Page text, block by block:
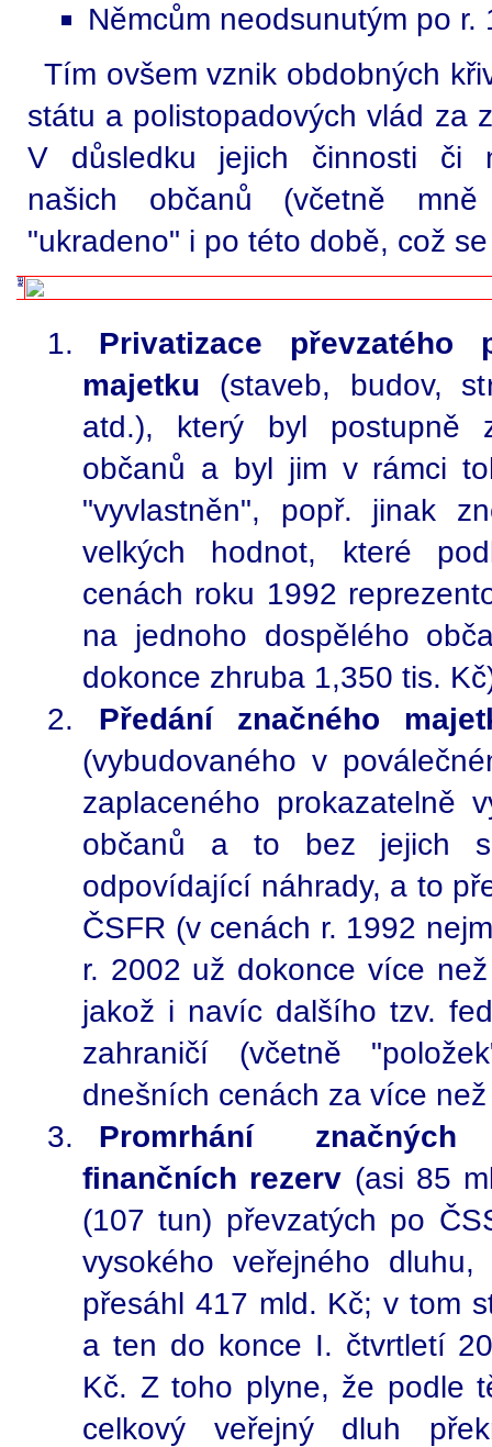
Němcům neodsunutým po r.
Tím ovšem vznik obdobných
státu a polistopadových vlád za
V důsledku jejich činnosti či
našich občanů (včetně
"ukradeno" i po této době, což
Privatizace převzatého
majetku (staveb, budov,
atd.), který byl postupně
občanů a byl jim v rámci
"vyvlastněn", popř. jinak
velkých hodnot, které
cenách roku 1992
na jednoho dospělého
dokonce zhruba 1,350 tis.
Předání značného
(vybudovaného v
zaplaceného prokazatelně
občanů a to bez jejich
odpovídající náhrady, a to
ČSFR (v cenách r. 1992
r. 2002 už dokonce více
jakož i navíc dalšího tzv.
zahraničí (včetně
dnešních cenách za více
Promrhání
finančních rezerv (asi 85
(107 tun) převzatých po
vysokého veřejného
přesáhl 417 mld. Kč; v tom
a ten do konce I. čtvrtletí
Kč. Z toho plyne, že podle
celkový veřejný dluh